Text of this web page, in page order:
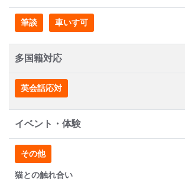
筆談 車いす可
多国籍対応
英会話応対
イベント・体験
その他
猫との触れ合い